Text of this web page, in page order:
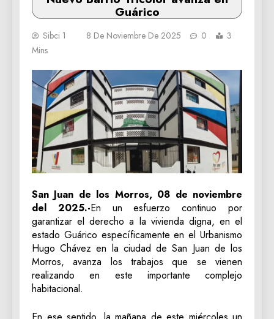
Guárico
Sibci 1 8 De Noviembre De 2025 0
3
Mins
San Juan de los Morros, 08 de noviembre
del 2025.-En un esfuerzo continuo por
garantizar el derecho a la vivienda digna, en el
estado Guárico específicamente en el Urbanismo
Hugo Chávez en la ciudad de San Juan de los
Morros, avanza los trabajos que se vienen
realizando en este importante complejo
habitacional.